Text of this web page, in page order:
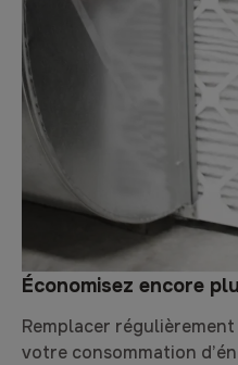
Économisez encore
Remplacer
votre consommation